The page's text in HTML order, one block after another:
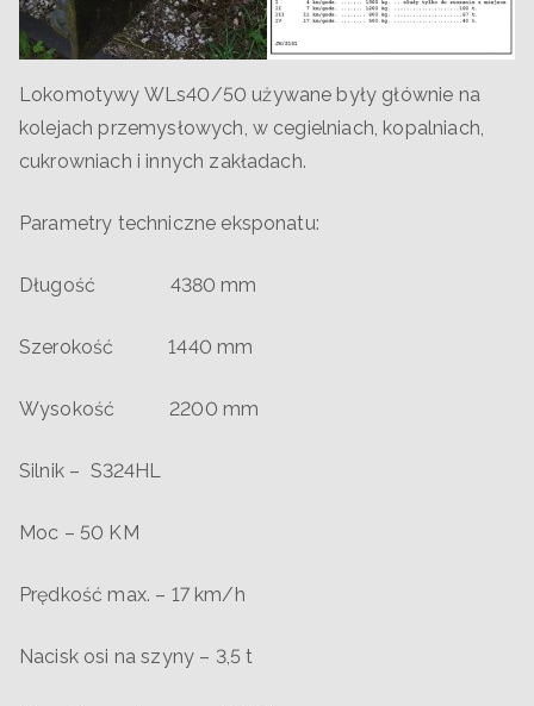
Lokomotywy WLs40/50 używane były głównie na
kolejach przemysłowych, w cegielniach, kopalniach,
cukrowniach i innych zakładach.
Parametry techniczne eksponatu:
Długość 4380 mm
Szerokość 1440 mm
Wysokość 2200 mm
Silnik – S324HL
Moc – 50 KM
Prędkość max. – 17 km/h
Nacisk osi na szyny – 3,5 t